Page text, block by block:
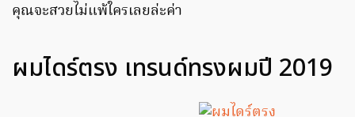
คุณจะสวยไม่แพ้ใครเลยล่ะค่า
ผมไดร์ตรง เทรนด์ทรงผมปี 2019